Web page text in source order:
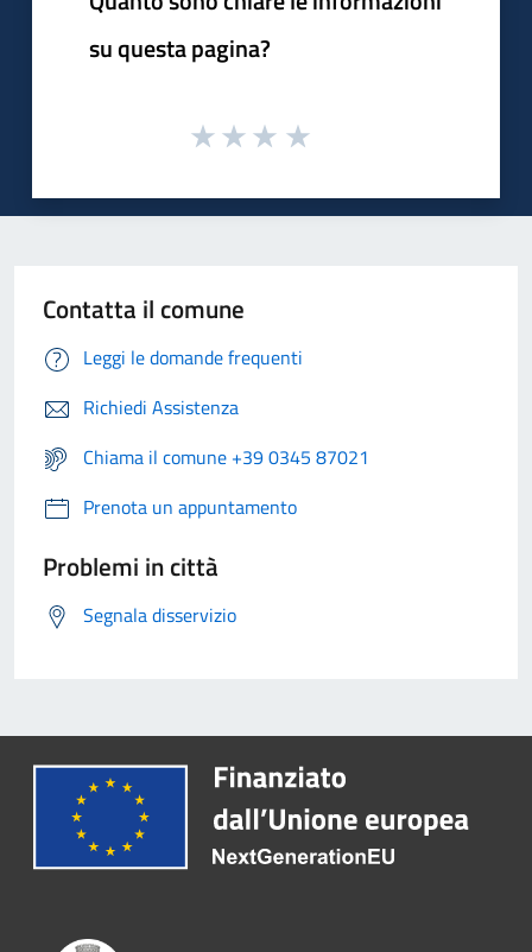
su questa pagina?
Contatta il comune
Leggi le domande frequenti
Richiedi Assistenza
Chiama il comune +39 0345 87021
Prenota un appuntamento
Problemi in città
Segnala disservizio